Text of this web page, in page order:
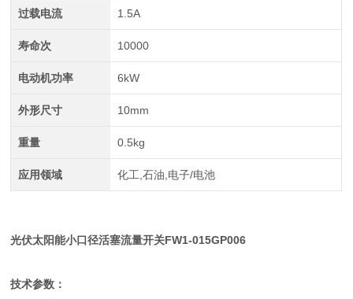
过载电流 1.5A
寿命次 10000
电动机功率 6kW
外形尺寸 10mm
重量 0.5kg
应用领域 化工,石油,电子/电池
光伏太阳能小口径活塞流量开关FW1-015GP006
技术参数：